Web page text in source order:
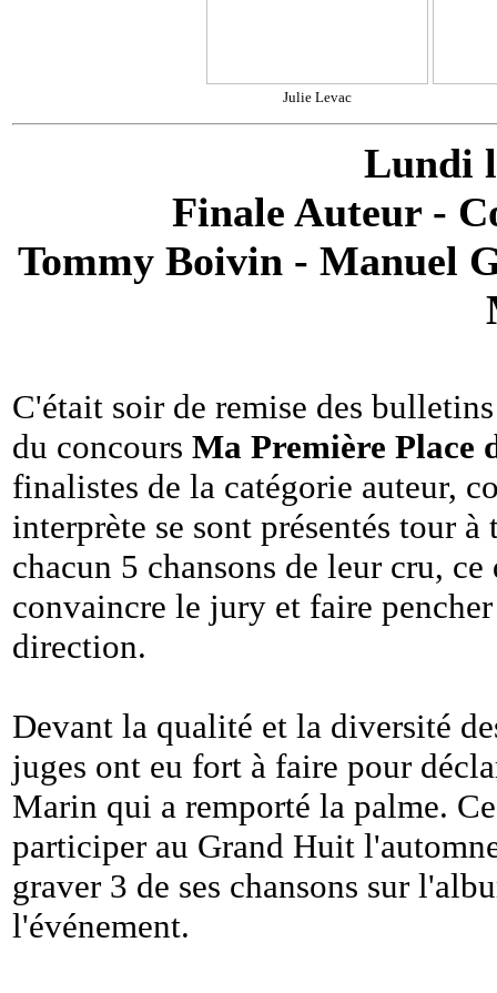
Julie Levac
Lundi
Finale Auteur -
Tommy Boivin - Manuel
C'était soir de remise des
du concours Ma Première Place
finalistes de la catégorie auteur,
interprète se sont présentés tour
chacun 5 chansons de leur cru, ce
convaincre le jury et faire
direction.
Devant la qualité et la diversité
juges ont eu fort à faire pour
Marin qui a remporté la palme.
participer au Grand Huit
graver 3 de ses chansons sur
l'événement.